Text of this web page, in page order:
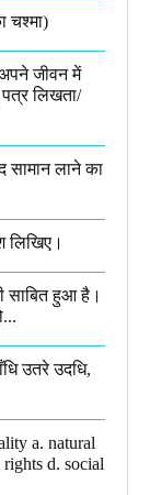
चश्मा)
जीवन में
पत्र लिखता/
लाने का
लिखिए।
साबित हुआ है।
उतरे उदधि,
a. natural
d. social